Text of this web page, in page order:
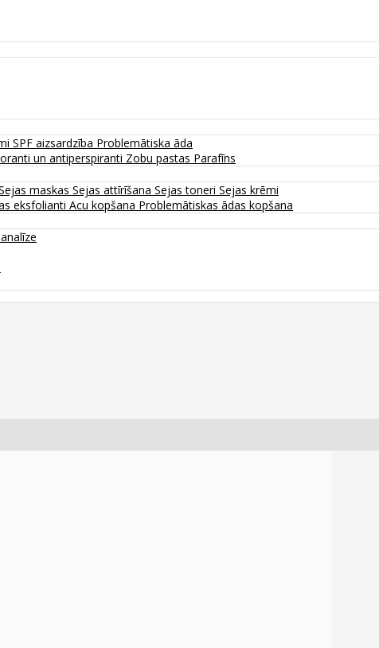
SPF aizsardzība Problemātiska āda
un antiperspiranti Zobu pastas Parafīns
maskas Sejas attīrīšana Sejas toneri Sejas krēmi
eksfolianti Acu kopšana Problemātiskas ādas kopšana